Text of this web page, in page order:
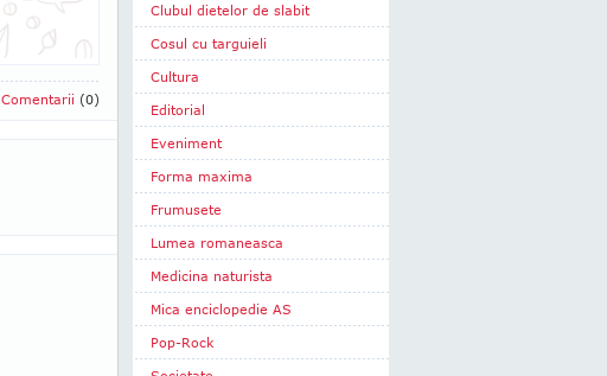
Comentarii (0)
Clubul dietelor de slabit
Cosul cu targuieli
Cultura
Editorial
Eveniment
Forma maxima
Frumusete
Lumea romaneasca
Medicina naturista
Mica enciclopedie AS
Pop-Rock